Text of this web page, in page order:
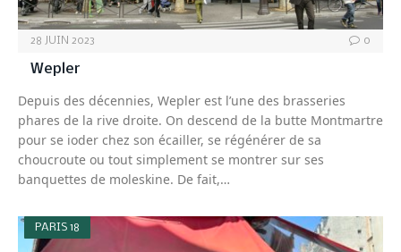
28 JUIN 2023 0
Wepler
Depuis des décennies, Wepler est l’une des brasseries
phares de la rive droite. On descend de la butte Montmartre
pour se ioder chez son écailler, se régénérer de sa
choucroute ou tout simplement se montrer sur ses
banquettes de moleskine. De fait,…
PARIS 18